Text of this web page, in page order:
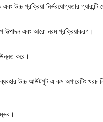
উচ্চ প্রক্রিয়া নির্ভরযোগ্যতার গ্যারান্টি
উত্পাদন এবং আরো নরম প্রক্রিয়াকরণ।
উন্নত করে।
ব্যবহার উচ্চ আউটপুট এ কম অপারেটিং খরচ